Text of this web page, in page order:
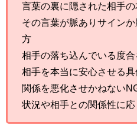
言葉の裏に隠された相手の
その言葉が脈ありサイン
方
相手の落ち込んでいる度
相手を本当に安心させる
関係を悪化させかねない
状況や相手との関係性に